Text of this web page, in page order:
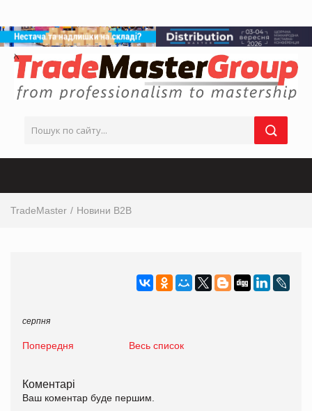
TradeMaster Новини B2B
серпня
Попередня Весь список
Коментарі
Ваш коментар буде першим.